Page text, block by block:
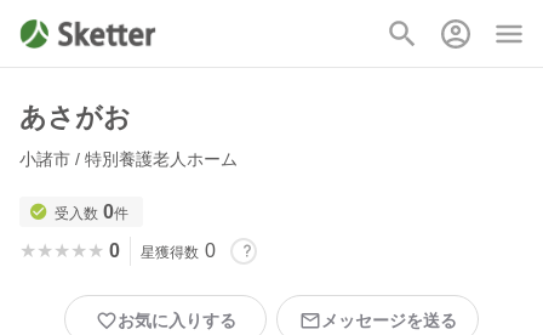
あさがお
小諸市 / 特別養護老人ホーム
受入数 0件
★★★★★
★★★★★ 0 星獲得数 0
お気に入りする メッセージを送る